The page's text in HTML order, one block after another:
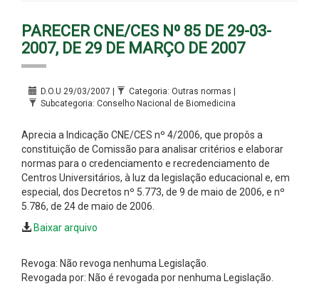
PARECER CNE/CES Nº 85 DE 29-03-
2007, DE 29 DE MARÇO DE 2007
D.O.U 29/03/2007 |
Categoria: Outras normas |
Subcategoria: Conselho Nacional de Biomedicina
Aprecia a Indicação CNE/CES nº 4/2006, que propôs a
constituição de Comissão para analisar critérios e elaborar
normas para o credenciamento e recredenciamento de
Centros Universitários, à luz da legislação educacional e, em
especial, dos Decretos nº 5.773, de 9 de maio de 2006, e nº
5.786, de 24 de maio de 2006.
Baixar arquivo
Revoga: Não revoga nenhuma Legislação.
Revogada por: Não é revogada por nenhuma Legislação.